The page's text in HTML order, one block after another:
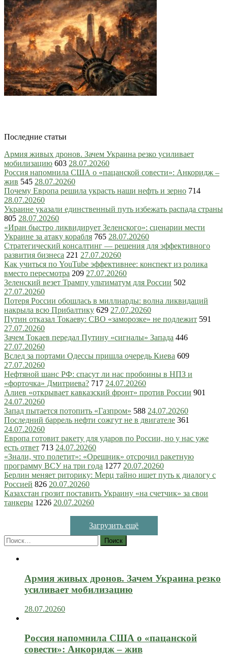
Последние статьи
Армия живых дронов. Зачем Украина резко усиливает
мобилизацию 603 28.07.20260
Россия напомнила США о «пацанской совести»: Анкоридж –
жив 545 28.07.20260
Почему Европа решила украсть наши нефть и зерно 714
28.07.20260
Украине указали единственный путь избежать распада страны
805 28.07.20260
«Иран быстро ликвидирует Зеленского»: сценарии мести
Украине за атаку корабля 765 28.07.20260
Стратегический консалтинг — решения для эффективного
развития бизнеса 221 27.07.20260
Как учиться по YouTube эффективнее: конспект из ролика
вместо пересмотра 209 27.07.20260
Зеленский везет Трампу ультиматум для России 502
27.07.20260
Потеря России обошлась в миллиарды: волна ликвидаций
накрыла всю Прибалтику 629 27.07.20260
Путин отказал Токаеву: СВО «заморозке» не подлежит 591
27.07.20260
Зачем Токаев передал Путину «сигналы» Запада 446
27.07.20260
Вслед за портами Одессы пришла очередь Киева 609
27.07.20260
Нефтяной шанс РФ: спасут ли нас пробоины в НПЗ и
«форточка» Дмитриева? 717 24.07.20260
Алиев «открывает кавказский фронт» против России 901
24.07.20260
Запад пытается потопить «Газпром» 588 24.07.20260
Последний баррель нефти сожгут не в двигателе 361
24.07.20260
Европа готовит ракету для ударов по России, но у нас уже
есть ответ 713 24.07.20260
«Знали, что полетит»: «Орешник» отсрочил ракетную
программу ВСУ на три года 1277 20.07.20260
Берлин меняет риторику: Мерц тайно ищет путь к диалогу с
Россией 826 20.07.20260
Казахстан грозит поставить Украину «на счетчик» за свои
танкеры 1226 20.07.20260
Загрузить ещё
Найти:
Армия живых дронов. Зачем Украина резко
усиливает мобилизацию
28.07.20260
Россия напомнила США о «пацанской
совести»: Анкоридж – жив